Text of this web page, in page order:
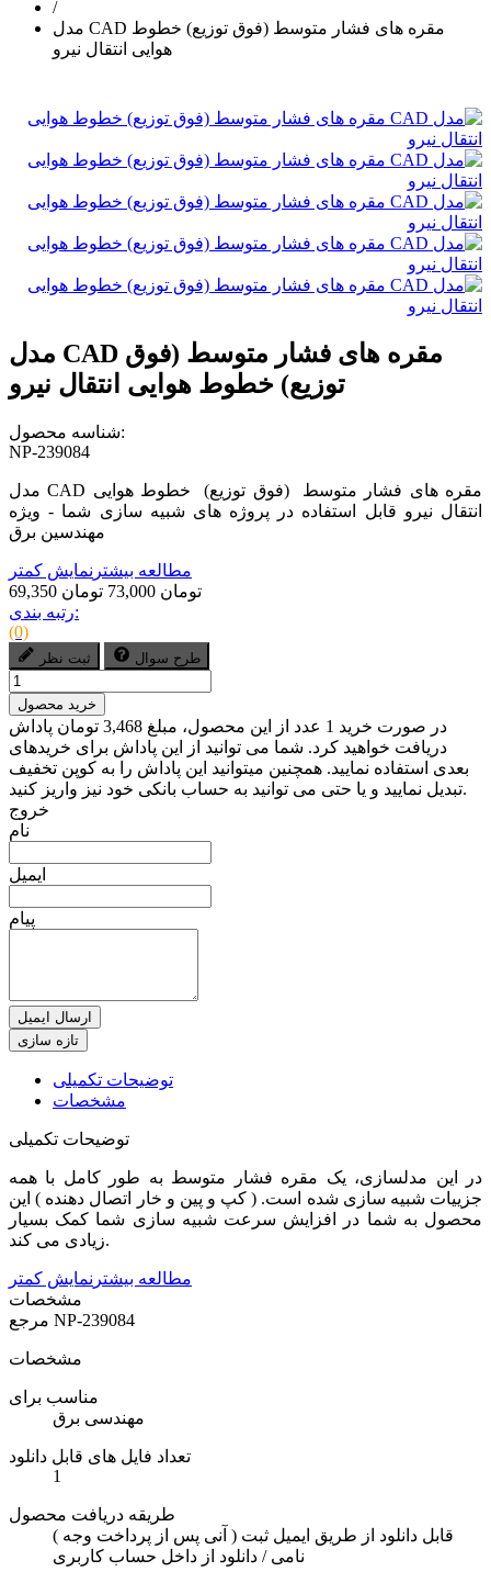
/
مدل CAD مقره های فشار متوسط (فوق توزیع) خطوط
هوایی انتقال نیرو
مدل CAD مقره های فشار متوسط (فوق
توزیع) خطوط هوایی انتقال نیرو
شناسه محصول:
NP-239084
مدل CAD مقره های فشار متوسط (فوق توزیع) خطوط هوایی
انتقال نیرو قابل استفاده در پروژه های شبیه سازی شما - ویژه
مهندسین برق
مطالعه بیشتر نمایش کمتر
69,350 تومان 73,000 تومان
رتبه بندی:
(0)
ثبت نظر طرح سوال
خرید محصول
در صورت خرید 1 عدد از این محصول، مبلغ 3,468 تومان پاداش
دریافت خواهید کرد. شما می توانید از این پاداش برای خریدهای
بعدی استفاده نمایید. همچنین میتوانید این پاداش را به کوپن تخفیف
تبدیل نمایید و یا حتی می توانید به حساب بانکی خود نیز واریز کنید.
خروج
نام
ایمیل
پیام
ارسال ایمیل
توضیحات تکمیلی
مشخصات
توضیحات تکمیلی
در این مدلسازی، یک مقره فشار متوسط به طور کامل با همه
جزییات شبیه سازی شده است. ( کپ و پین و خار اتصال دهنده ) این
محصول به شما در افزایش سرعت شبیه سازی شما کمک بسیار
زیادی می کند.
مطالعه بیشتر نمایش کمتر
مشخصات
NP-239084
مشخصات
مناسب برای
مهندسی برق
تعداد فایل های قابل دانلود
1
طریقه دریافت محصول
( آنی پس از پرداخت وجه ) قابل دانلود از طریق ایمیل ثبت
نامی / دانلود از داخل حساب کاربری